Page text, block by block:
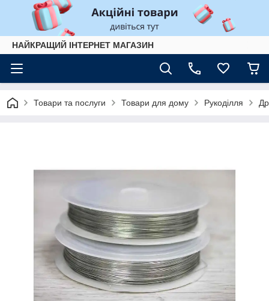
НАЙКРАЩИЙ ІНТЕРНЕТ МАГАЗИН
Товари та послуги Товари для дому Рукоділля